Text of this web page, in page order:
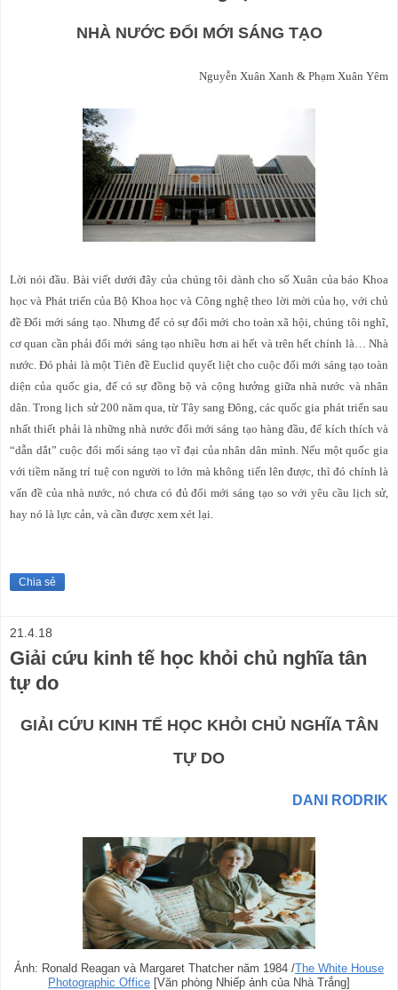
NHÀ NƯỚC ĐỔI MỚI SÁNG TẠO
Nguyễn Xuân Xanh & Phạm Xuân Yêm
Lời nói đầu. Bài viết dưới đây của chúng tôi dành cho số Xuân của báo Khoa
học và Phát triển của Bộ Khoa học và Công nghệ theo lời mời của họ, với chủ
đề Đổi mới sáng tạo. Nhưng để có sự đổi mới cho toàn xã hội, chúng tôi nghĩ,
cơ quan cần phải đổi mới sáng tạo nhiều hơn ai hết và trên hết chính là… Nhà
nước. Đó phải là một Tiên đề Euclid quyết liệt cho cuộc đổi mới sáng tạo toàn
diện của quốc gia, để có sự đồng bộ và cộng hưởng giữa nhà nước và nhân
dân. Trong lịch sử 200 năm qua, từ Tây sang Đông, các quốc gia phát triển sau
nhất thiết phải là những nhà nước đổi mới sáng tạo hàng đầu, để kích thích và
“dẫn dắt” cuộc đổi mối sáng tạo vĩ đại của nhân dân mình. Nếu một quốc gia
với tiềm năng trí tuệ con người to lớn mà không tiến lên được, thì đó chính là
vấn đề của nhà nước, nó chưa có đủ đổi mới sáng tạo so với yêu cầu lịch sử,
hay nó là lực cản, và cần được xem xét lại.
Chia sẻ
21.4.18
Giải cứu kinh tế học khỏi chủ nghĩa tân
tự do
GIẢI CỨU KINH TẾ HỌC KHỎI CHỦ NGHĨA TÂN
TỰ DO
DANI RODRIK
Ảnh: Ronald Reagan và Margaret Thatcher năm 1984 /The White House
Photographic Office [Văn phòng Nhiếp ảnh của Nhà Trắng]